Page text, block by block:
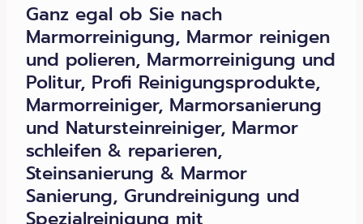
Ganz egal ob Sie nach
Marmorreinigung, Marmor reinigen
und polieren, Marmorreinigung und
Politur, Profi Reinigungsprodukte,
Marmorreiniger, Marmorsanierung
und Natursteinreiniger, Marmor
schleifen & reparieren,
Steinsanierung & Marmor
Sanierung, Grundreinigung und